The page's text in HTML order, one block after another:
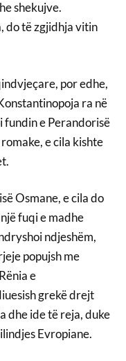
shekujve.
do të zgjidhja vitin
por edhe,
ra në
fundin e Perandorisë
e cila kishte
Osmane, e cila do
fuqi e madhe
ndjeshëm,
popujsh me
e
grekë drejt
dhe ide të reja, duke
Evropiane.